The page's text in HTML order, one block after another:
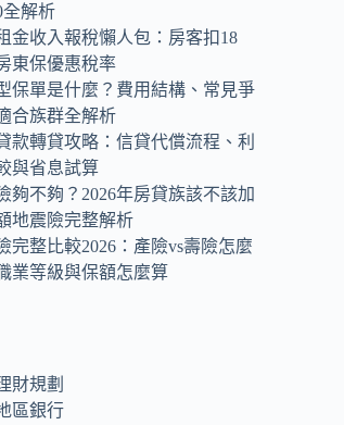
全解析
金收入報稅懶人包：房客扣18
東保優惠稅率
保單是什麼？費用結構、常見爭
合族群全解析
款轉貸攻略：信貸代償流程、利
與省息試算
夠不夠？2026年房貸族該不該加
地震險完整解析
完整比較2026：產險vs壽險怎麼
業等級與保額怎麼算
財規劃
區銀行